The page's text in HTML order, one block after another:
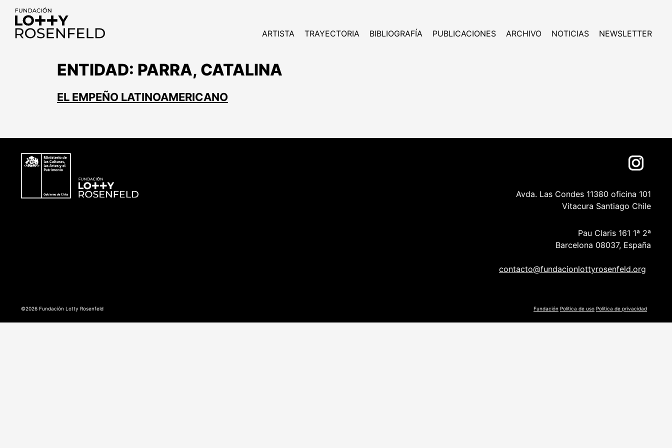
ARTISTA TRAYECTORIA BIBLIOGRAFÍA PUBLICACIONES ARCHIVO NOTICIAS NEWSLETTER
ENTIDAD: PARRA, CATALINA
EL EMPEÑO LATINOAMERICANO
Avda. Las Condes 11380 oficina 101
Vitacura Santiago Chile
Pau Claris 161 1ª 2ª
Barcelona 08037, España
contacto@fundacionlottyrosenfeld.org
©2026 Fundación Lotty Rosenfeld Fundación Politica de uso Politica de privacidad